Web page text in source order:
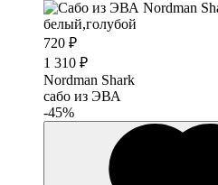
720 ₽
1 310 ₽
Nordman Shark
cабо из ЭВА
-45%